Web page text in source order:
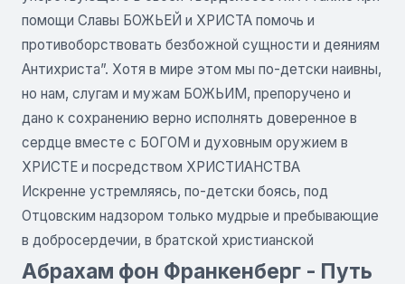
помощи Славы БОЖЬЕЙ и ХРИСТА помочь и
противоборствовать безбожной сущности и деяниям
Антихриста”. Хотя в мире этом мы по-детски наивны,
но нам, слугам и мужам БОЖЬИМ, препоручено и
дано к сохранению верно исполнять доверенное в
сердце вместе с БОГОМ и духовным оружием в
ХРИСТЕ и посредством ХРИСТИАНСТВА
Искренне устремляясь, по-детски боясь, под
Отцовским надзором только мудрые и пребывающие
в добросердечии, в братской христианской
Абрахам фон Франкенберг - Путь